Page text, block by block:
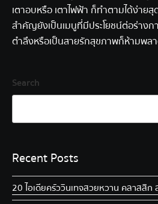
เตาอบหรือเตาไฟฟ้า ก็ทำตามได้ง่ายสุ
สำคัญยังเป็นเมนูที่มีประโยชน์ต่อร่าง
ตำลึงหรือเป็นสายรักสุขภาพก็ห้ามพลา
Search
Recent Posts
20 ไอเดียครัววินเทจ สวยหวาน คลาสสิ